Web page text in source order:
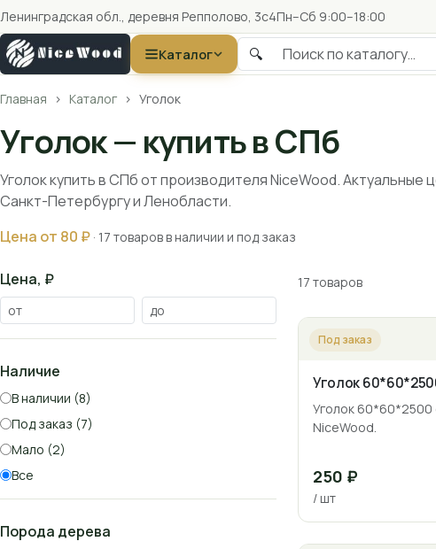
Ленинградская обл., деревня Репполово, 3с4Пн–Сб 9:00–18:00
Каталог 🔍
Главная Каталог Уголок
Уголок — купить в СПб
Уголок купить в СПб от производителя NiceWood. Актуальные
Санкт-Петербургу и Ленобласти.
Цена от 80 ₽ · 17 товаров в наличии и под заказ
Цена, ₽
Наличие
В наличии (8)
Под заказ (7)
Мало (2)
Все
Порода дерева
17 товаров
Под заказ
Уголок
Уголок 60*60*2500
NiceWood.
250 ₽
/ шт